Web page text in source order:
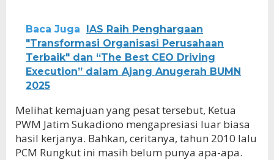
Baca Juga
IAS Raih Penghargaan
"Transformasi Organisasi Perusahaan
Terbaik" dan “The Best CEO Driving
Execution” dalam Ajang Anugerah BUMN
2025
Melihat kemajuan yang pesat tersebut, Ketua
PWM Jatim Sukadiono mengapresiasi luar biasa
hasil kerjanya. Bahkan, ceritanya, tahun 2010 lalu
PCM Rungkut ini masih belum punya apa-apa.